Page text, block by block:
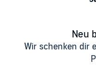
Neu
Wir schenken dir